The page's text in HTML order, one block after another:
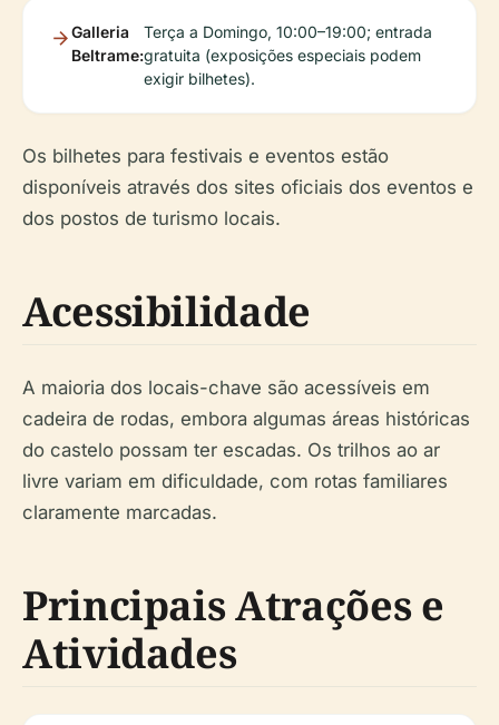
Galleria
Beltrame:
Terça a Domingo, 10:00–19:00; entrada
gratuita (exposições especiais podem
exigir bilhetes).
Os bilhetes para festivais e eventos estão
disponíveis através dos sites oficiais dos eventos e
dos postos de turismo locais.
Acessibilidade
A maioria dos locais-chave são acessíveis em
cadeira de rodas, embora algumas áreas históricas
do castelo possam ter escadas. Os trilhos ao ar
livre variam em dificuldade, com rotas familiares
claramente marcadas.
Principais Atrações e
Atividades